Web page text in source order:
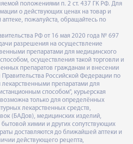
положениями п. 2 ст. 437 ГК РФ. Для
о действующих ценах на товар и
пожалуйста, обращайтесь по
РФ от 16 мая 2020 года № 697
разрешения на осуществление
препаратами для медицинского
осуществления такой торговли и
препаратов гражданам и внесении
Российской Федерации по
препаратами для
способом", курьерская
возможна только для определённых
лекарственных средств,
(БАДов), медицинских изделий,
бытовой химии и других сопутствующих
доставляются до ближайшей аптеки и
действующего рецепта,